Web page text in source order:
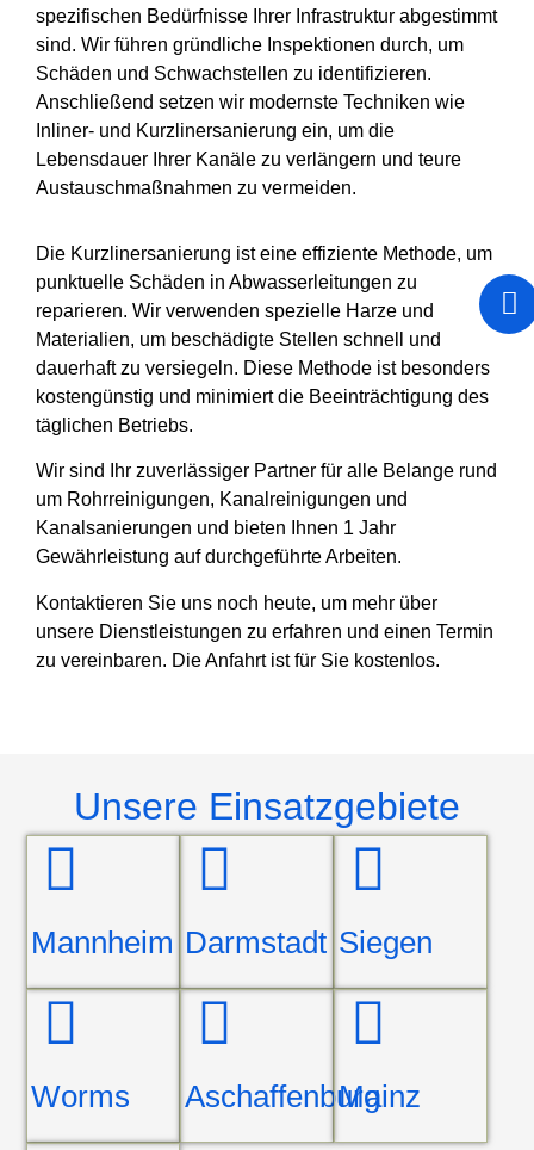
spezifischen Bedürfnisse Ihrer Infrastruktur abgestimmt
sind. Wir führen gründliche Inspektionen durch, um
Schäden und Schwachstellen zu identifizieren.
Anschließend setzen wir modernste Techniken wie
Inliner- und Kurzlinersanierung ein, um die
Lebensdauer Ihrer Kanäle zu verlängern und teure
Austauschmaßnahmen zu vermeiden.
Die Kurzlinersanierung ist eine effiziente Methode, um
punktuelle Schäden in Abwasserleitungen zu
reparieren. Wir verwenden spezielle Harze und
Materialien, um beschädigte Stellen schnell und
dauerhaft zu versiegeln. Diese Methode ist besonders
kostengünstig und minimiert die Beeinträchtigung des
täglichen Betriebs.
Wir sind Ihr zuverlässiger Partner für alle Belange rund
um Rohrreinigungen, Kanalreinigungen und
Kanalsanierungen und bieten Ihnen 1 Jahr
Gewährleistung auf durchgeführte Arbeiten.
Kontaktieren Sie uns noch heute, um mehr über
unsere Dienstleistungen zu erfahren und einen Termin
zu vereinbaren. Die Anfahrt ist für Sie kostenlos.
Unsere Einsatzgebiete
Mannheim Darmstadt Siegen
Worms AschaffenburgMainz